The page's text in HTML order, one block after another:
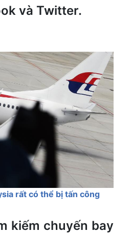
và Twitter.
rất có thể bị tấn công
kiếm chuyến bay